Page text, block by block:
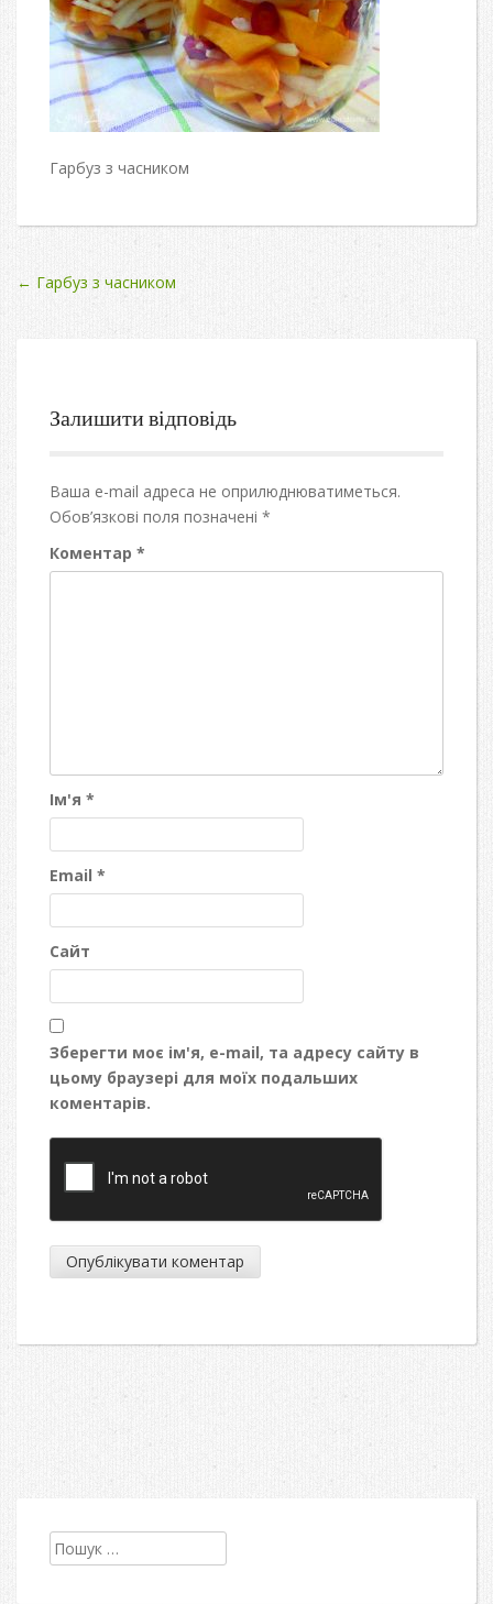
Гарбуз з часником
Post
navigation
← Гарбуз з часником
Залишити відповідь
Ваша e-mail адреса не оприлюднюватиметься.
Обов’язкові поля позначені *
Коментар *
Ім'я *
Email *
Сайт
Зберегти моє ім'я, e-mail, та адресу сайту в
цьому браузері для моїх подальших
коментарів.
Пошук: